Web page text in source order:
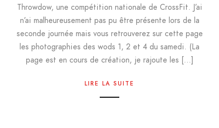
Throwdow, une compétition nationale de CrossFit. J’ai
n’ai malheureusement pas pu être présente lors de la
seconde journée mais vous retrouverez sur cette page
les photographies des wods 1, 2 et 4 du samedi. (La
page est en cours de création, je rajoute les […]
LIRE LA SUITE